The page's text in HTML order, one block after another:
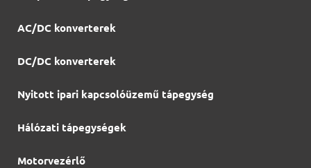
AC/DC konverterek
DC/DC konverterek
Nyitott ipari kapcsolóüzemű tápegység
Hálózati tápegységek
Motorvezérlő